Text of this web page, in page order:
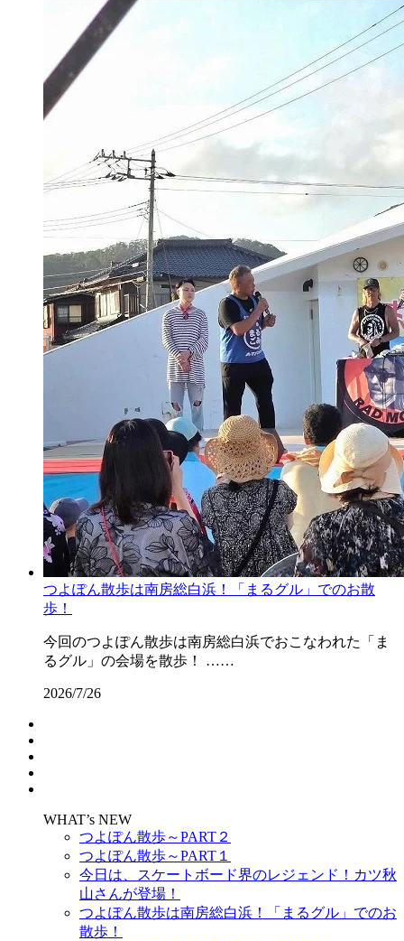
つよぽん散歩は南房総白浜！「まるグル」でのお散
歩！
今回のつよぽん散歩は南房総白浜でおこなわれた「ま
るグル」の会場を散歩！ ……
2026/7/26
WHAT’s NEW
つよぽん散歩～PART２
つよぽん散歩～PART１
今日は、スケートボード界のレジェンド！カツ秋
山さんが登場！
つよぽん散歩は南房総白浜！「まるグル」でのお
散歩！